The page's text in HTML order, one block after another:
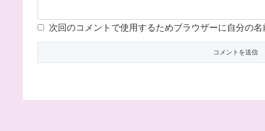
次回のコメントで使用するためブラウザーに自分の